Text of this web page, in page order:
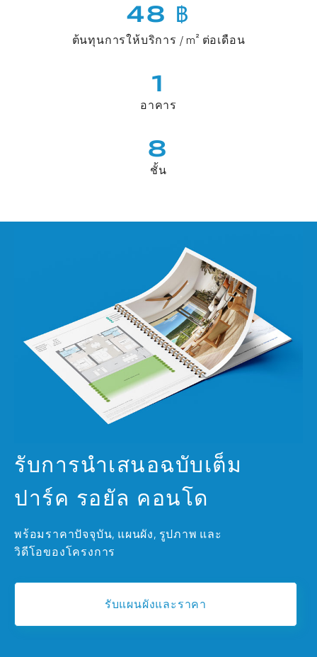
48 ฿
ต้นทุนการให้บริการ / m² ต่อเดือน
1
อาคาร
8
ชั้น
รับการนำเสนอฉบับเต็ม
ปาร์ค รอยัล คอนโด
พร้อมราคาปัจจุบัน, แผนผัง, รูปภาพ และ
วิดีโอของโครงการ
รับแผนผังและราคา